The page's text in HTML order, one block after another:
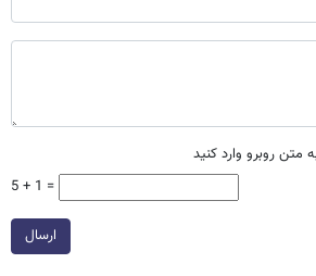
متن روبرو وارد کنید
5 + 1 =
ارسال